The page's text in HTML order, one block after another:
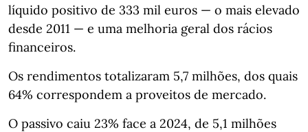
líquido positivo de 333 mil euros — o mais elevado
desde 2011 — e uma melhoria geral dos rácios
financeiros.
Os rendimentos totalizaram 5,7 milhões, dos quais
64% correspondem a proveitos de mercado.
O passivo caiu 23% face a 2024, de 5,1 milhões